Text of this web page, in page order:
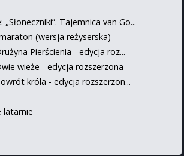
Tajemnica van Go...
(wersja reżyserska)
Pierścienia - edycja roz...
wieże - edycja rozszerzona
króla - edycja rozszerzon...
latarnie